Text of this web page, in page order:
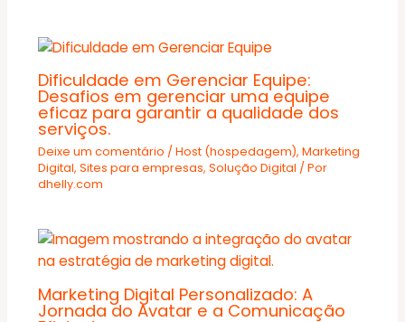
Dificuldade em Gerenciar Equipe:
Desafios em gerenciar uma equipe
eficaz para garantir a qualidade dos
serviços.
Deixe um comentário / Host (hospedagem), Marketing
Digital, Sites para empresas, Solução Digital / Por
dhelly.com
Marketing Digital Personalizado: A
Jornada do Avatar e a Comunicação